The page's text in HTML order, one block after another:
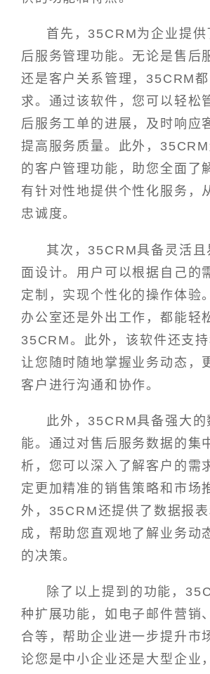
首先，35CRM为企业提供
后服务管理功能。无论是售后
还是客户关系管理，35CRM
求。通过该软件，您可以轻松
后服务工单的进展，及时响应
提高服务质量。此外，
的客户管理功能，助您全面了
有针对性地提供个性化服务，
忠诚度。
其次，35CRM具备灵活且
面设计。用户可以根据自己的
定制，实现个性化的操作体验
办公室还是外出工作，都能轻
35CRM。此外，该软件还支持
让您随时随地掌握业务动态，
客户进行沟通和协作。
此外，35CRM具备强大的
能。通过对售后服务数据的集
析，您可以深入了解客户的需
定更加精准的销售策略和市场
外，35CRM还提供了数据报
成，帮助您直观地了解业务动
的决策。
除了以上提到的功能，
种扩展功能，如电子邮件营销
合等，帮助企业进一步提升市
论您是中小企业还是大型企业